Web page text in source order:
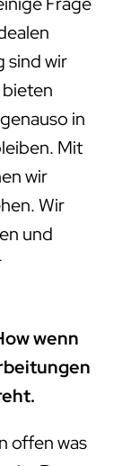
sind wir
in
Mit
wir
Wir
und
wenn
offen was